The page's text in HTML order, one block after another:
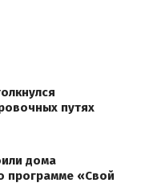
путях
дома
программе «Свой